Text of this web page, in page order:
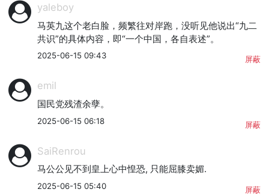
yaleboy
马英九这个老白脸，频繁往对岸跑，没听见他说出“九二
共识”的具体内容，即“一个中国，各自表述”。
2025-06-15 09:43 屏蔽
emil
国民党残渣余孽。
2025-06-15 06:18 屏蔽
SaiRenrou
马公公见不到皇上心中惶恐, 只能屈膝卖媚.
2025-06-15 05:40 屏蔽